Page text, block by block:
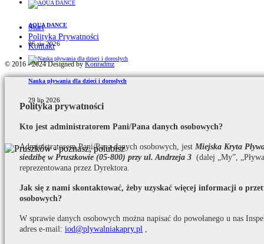
AQUA DANCE
06 sie 2026
Nauka pływania dla dzieci i dorosłych
29 lip 2026
Start
Polityka Prywatności
Kontakt
© 2016 - 2024 Designed by Konradmz
Polityka prywatności
Kto jest administratorem Pani/Pana danych osobowych?
Administratorem Pani/Pana danych osobowych, jest Miejska Kryta
siedzibę w Pruszkowie (05-800) przy ul. Andrzeja 3 (dalej „My”,
reprezentowana przez Dyrektora.
Jak się z nami skontaktować, żeby uzyskać więcej informacji o
osobowych?
W sprawie danych osobowych można napisać do powołanego u nas
adres e-mail: iod@plywalniakapry.pl ,